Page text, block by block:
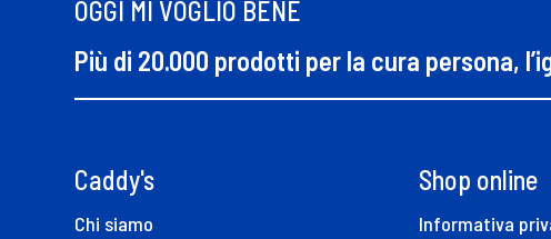
OGGI MI VOGLIO BENE
Più di 20.000 prodotti per la cura persona,
Caddy's
Chi siamo
Shop online
Informativa